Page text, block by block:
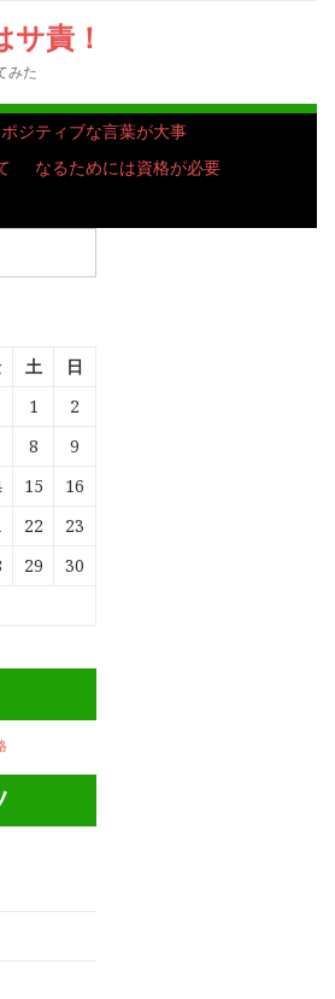
責！
みた
ジティブな言葉が大事
なるためには資格が必要
土
日
1
2
8
9
15
16
22
23
29
30